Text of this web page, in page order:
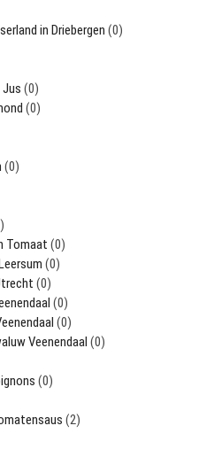
in Driebergen (0)
(0)
(0)
(0)
Tomaat (0)
(0)
(0)
(0)
(0)
Veenendaal (0)
(0)
(2)